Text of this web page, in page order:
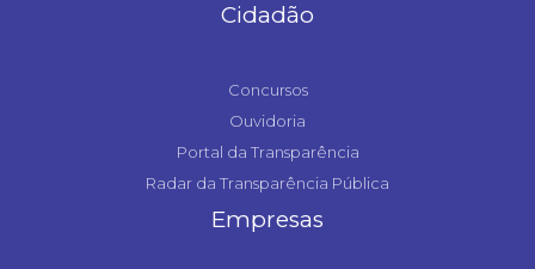
Cidadão
Concursos
Ouvidoria
Portal da Transparência
Radar da Transparência Pública
Empresas